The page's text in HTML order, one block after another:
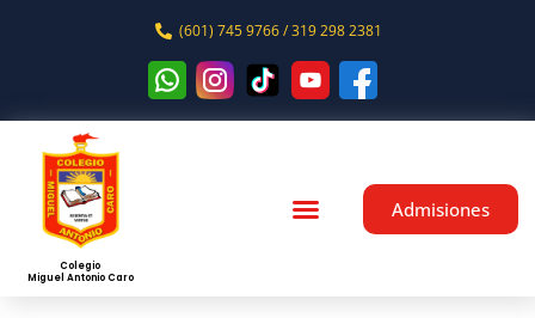
(601) 745 9766 / 319 298 2381
Colegio
Miguel Antonio Caro
Admisiones